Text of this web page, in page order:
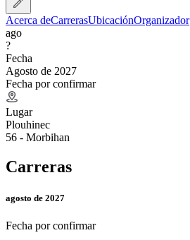
Acerca deCarrerasUbicaciónOrganizador
ago
?
Fecha
Agosto de 2027
Fecha por confirmar
Lugar
Plouhinec
56 - Morbihan
Carreras
agosto de 2027
Fecha por confirmar